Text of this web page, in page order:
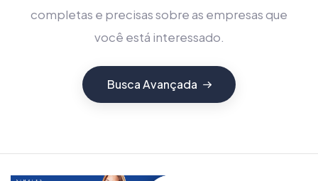
completas e precisas sobre as empresas que
você está interessado.
Busca Avançada